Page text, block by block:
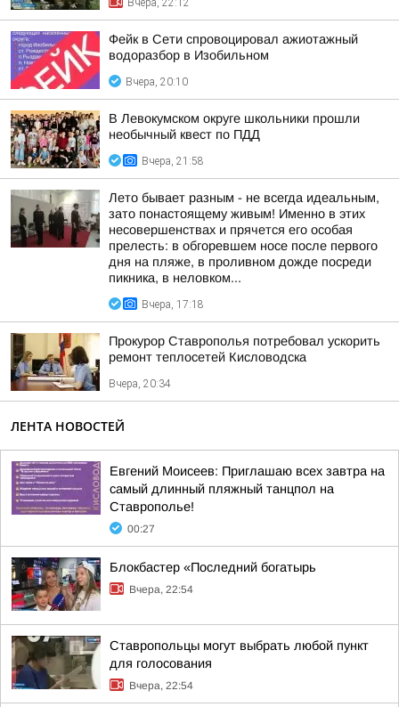
Вчера, 22:12
Фейк в Сети спровоцировал ажиотажный
водоразбор в Изобильном
Вчера, 20:10
В Левокумском округе школьники прошли
необычный квест по ПДД
Вчера, 21:58
Лето бывает разным - не всегда идеальным,
зато понастоящему живым! Именно в этих
несовершенствах и прячется его особая
прелесть: в обгоревшем носе после первого
дня на пляже, в проливном дожде посреди
пикника, в неловком...
Вчера, 17:18
Прокурор Ставрополья потребовал ускорить
ремонт теплосетей Кисловодска
Вчера, 20:34
ЛЕНТА НОВОСТЕЙ
Евгений Моисеев: Приглашаю всех завтра на
самый длинный пляжный танцпол на
Ставрополье!
00:27
Блокбастер «Последний богатырь
Вчера, 22:54
Ставропольцы могут выбрать любой пункт
для голосования
Вчера, 22:54